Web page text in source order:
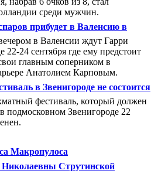
среди мужчин.
прибудет в Валенсию в
в Валенсии ждут Гарри
22-24 сентября где ему предстоит
главным соперником в
Анатолием Карповым.
в Звенигороде не состоится
фестиваль, который должен
подмосковном Звенигороде 22
Макропулоса
Струтинской